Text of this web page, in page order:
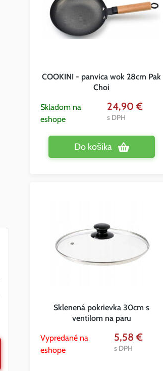
COOKINI - panvica wok 28cm Pak
Choi
Skladom na
eshope
24,90 €
s DPH
Do košíka
Sklenená pokrievka 30cm s
ventilom na paru
Vypredané na
eshope
5,58 €
s DPH